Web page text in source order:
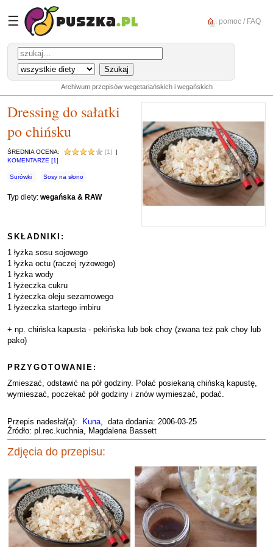
☰ pomoc / FAQ
Archiwum przepisów wegetariańskich i wegańskich
Dressing do sałatki
po chińsku
ŚREDNIA OCENA: [1]
|
KOMENTARZE [1]
Surówki Sosy na słono
Typ diety: wegańska & RAW
SKŁADNIKI:
1 łyżka sosu sojowego
1 łyżka octu (raczej ryżowego)
1 łyżka wody
1 łyżeczka cukru
1 łyżeczka oleju sezamowego
1 łyżeczka startego imbiru
+ np. chińska kapusta - pekińska lub bok choy (zwana też pak choy lub
pako)
PRZYGOTOWANIE:
Zmieszać, odstawić na pół godziny. Polać posiekaną chińską kapustę,
wymieszać, poczekać pół godziny i znów wymieszać, podać.
Przepis nadesłał(a): Kuna, data dodania: 2006-03-25
Źródło: pl.rec.kuchnia, Magdalena Bassett
Zdjęcia do przepisu: